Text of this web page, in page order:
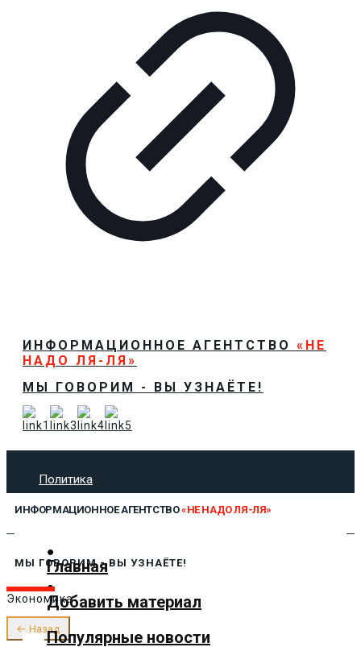
ИНФОРМАЦИОННОЕ АГЕНТСТВО «НЕ
НАДО ЛЯ-ЛЯ»
МЫ ГОВОРИМ - ВЫ УЗНАЁТЕ!
Политика
Технологии
Предложить новость
О нас
ИНФОРМАЦИОННОЕ АГЕНТСТВО«НЕ НАДО ЛЯ-ЛЯ»
Главная
Добавить материал
Популярные новости
МЫ ГОВОРИМ - ВЫ УЗНАЁТЕ!
Экономика
← Назад